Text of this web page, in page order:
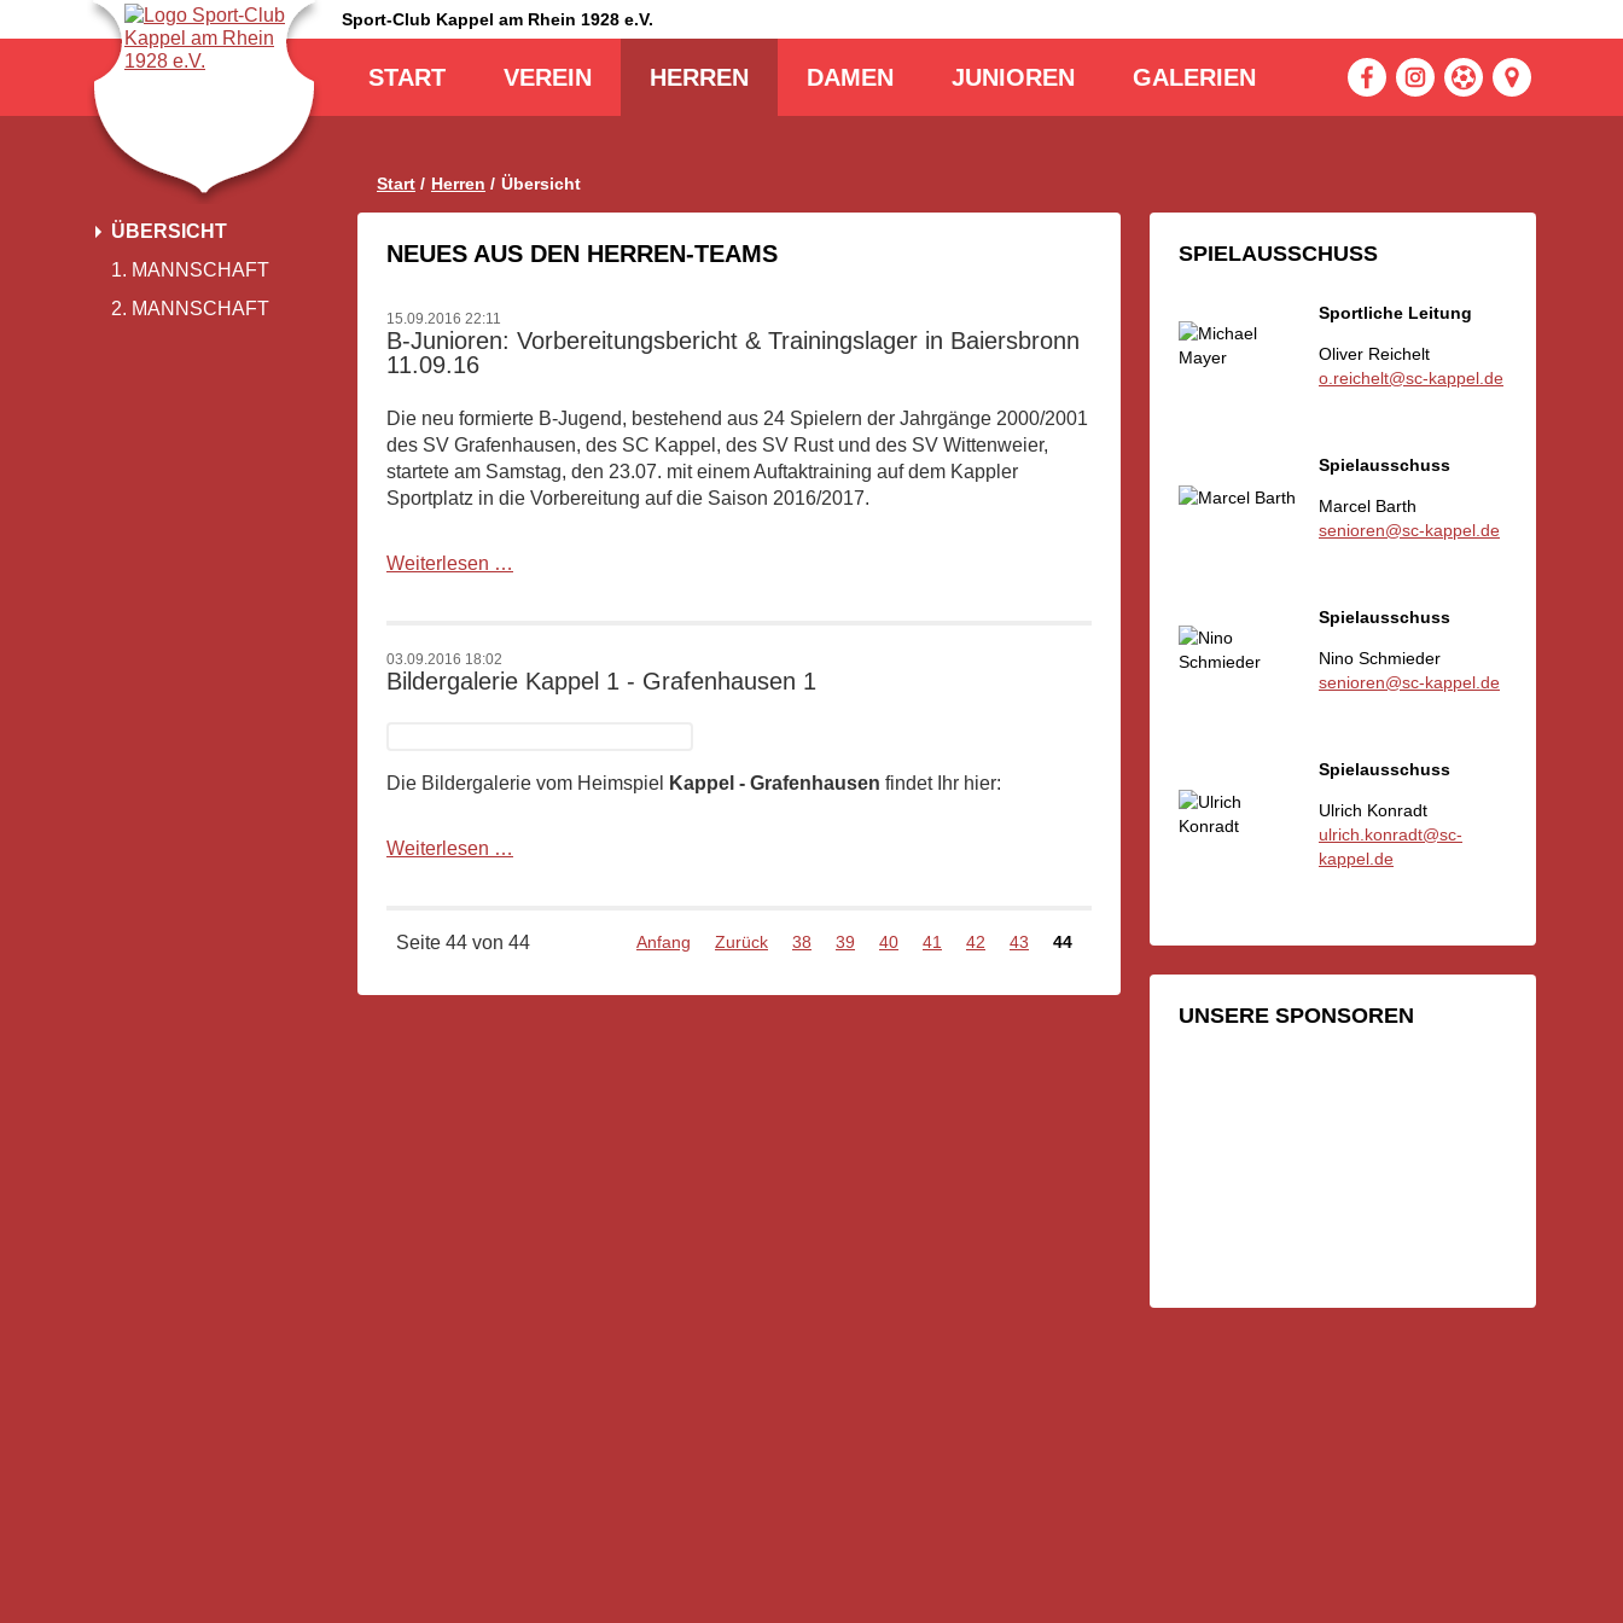
Sport-Club Kappel am Rhein 1928 e.V.
überspringen
START VEREIN HERREN DAMEN JUNIOREN GALERIEN
Start Herren Übersicht
NEUES AUS DEN HERREN-TEAMS
15.09.2016 22:11
B-Junioren: Vorbereitungsbericht & Trainingslager in Baiersbronn
11.09.16
Die neu formierte B-Jugend, bestehend aus 24 Spielern der Jahrgänge 2000/2001
des SV Grafenhausen, des SC Kappel, des SV Rust und des SV Wittenweier,
startete am Samstag, den 23.07. mit einem Auftaktraining auf dem Kappler
Sportplatz in die Vorbereitung auf die Saison 2016/2017.
Weiterlesen …
Trainingslager
in
03.09.2016 18:02
Bildergalerie Kappel 1 - Grafenhausen 1
Die Bildergalerie vom Heimspiel Kappel - Grafenhausen findet Ihr hier:
Weiterlesen …
Grafenhausen
Seite 44 von 44 Anfang Zurück 38 39 40 41 42 43 44
Navigation
ÜBERSICHT
1. MANNSCHAFT
2. MANNSCHAFT
SPIELAUSSCHUSS
Sportliche Leitung
Oliver Reichelt
o.reichelt@sc-kappel.de
Spielausschuss
Marcel Barth
senioren@sc-kappel.de
Spielausschuss
Nino Schmieder
senioren@sc-kappel.de
Spielausschuss
Ulrich Konradt
ulrich.konradt@sc-
kappel.de
UNSERE SPONSOREN